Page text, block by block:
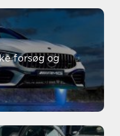
forsøg og